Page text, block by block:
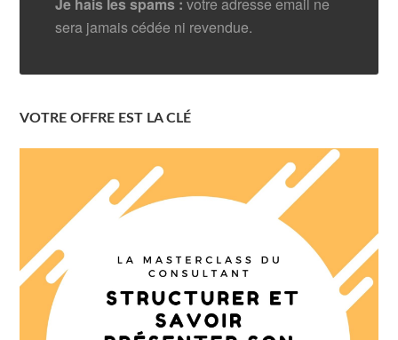
sera jamais cédée ni revendue.
VOTRE OFFRE EST LA CLÉ